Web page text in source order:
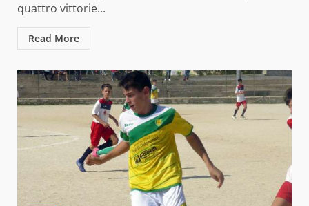
quattro vittorie...
Read More